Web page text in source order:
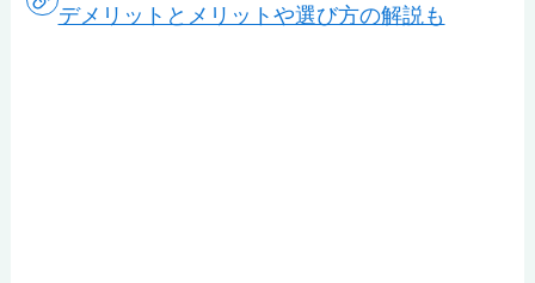
デメリットとメリットや選び方の解説も